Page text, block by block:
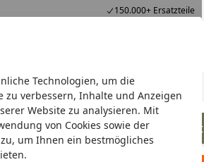
Technologien, um die
verbessern, Inhalte und Anzeigen
Website zu analysieren. Mit
von Cookies sowie der
um Ihnen ein bestmögliches
150.000+ Ersatzteile
Tricks Suche
Montageständer Transport